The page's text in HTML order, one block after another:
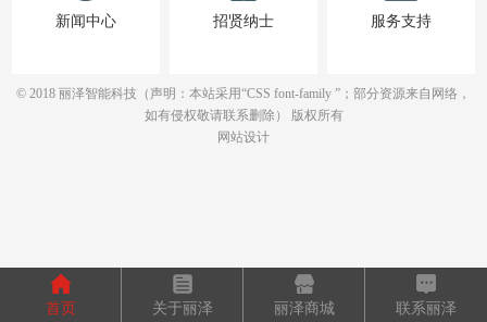
新闻中心 招贤纳士 服务支持
© 2018 丽泽智能科技（声明：本站采用“CSS font-family ”；部分资源来自网络，
如有侵权敬请联系删除） 版权所有
网站设计
首页 关于丽泽 丽泽商城 联系丽泽